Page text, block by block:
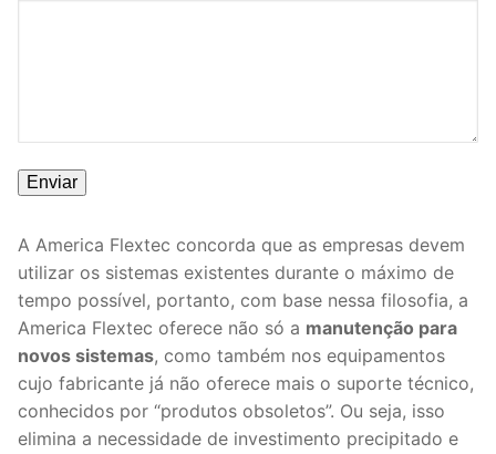
A America Flextec concorda que as empresas devem
utilizar os sistemas existentes durante o máximo de
tempo possível, portanto, com base nessa filosofia, a
America Flextec oferece não só a manutenção para
novos sistemas, como também nos equipamentos
cujo fabricante já não oferece mais o suporte técnico,
conhecidos por “produtos obsoletos”. Ou seja, isso
elimina a necessidade de investimento precipitado e